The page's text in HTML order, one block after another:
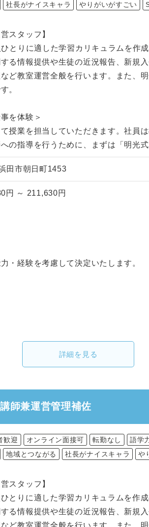
社長がナイスキャラ やりがいがすごい
スタッフ】
とりに適した学習カリキュラムを作
る情報提供や生徒の近況報告、新規
ど教室運営全般を行います。また、
。
を体験＞
授業を担当していただきます。社員
の指導を行うために、まずは「明光
田市朝日町1453
円 ～ 211,630円
・経験を考慮して決定いたします。
詳細を見る
師兼運営管理補佐
歓迎 オンライン面接可 転勤なし 語学
地域とつながる 社長がナイスキャラ や
スタッフ】
とりに適した学習カリキュラムを作
る情報提供や生徒の近況報告、新規